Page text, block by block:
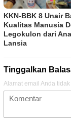
KKN-BBK 8 Unair
Kualitas Manusia
Legokulon dari
Lansia
Tinggalkan
Alamat email Anda